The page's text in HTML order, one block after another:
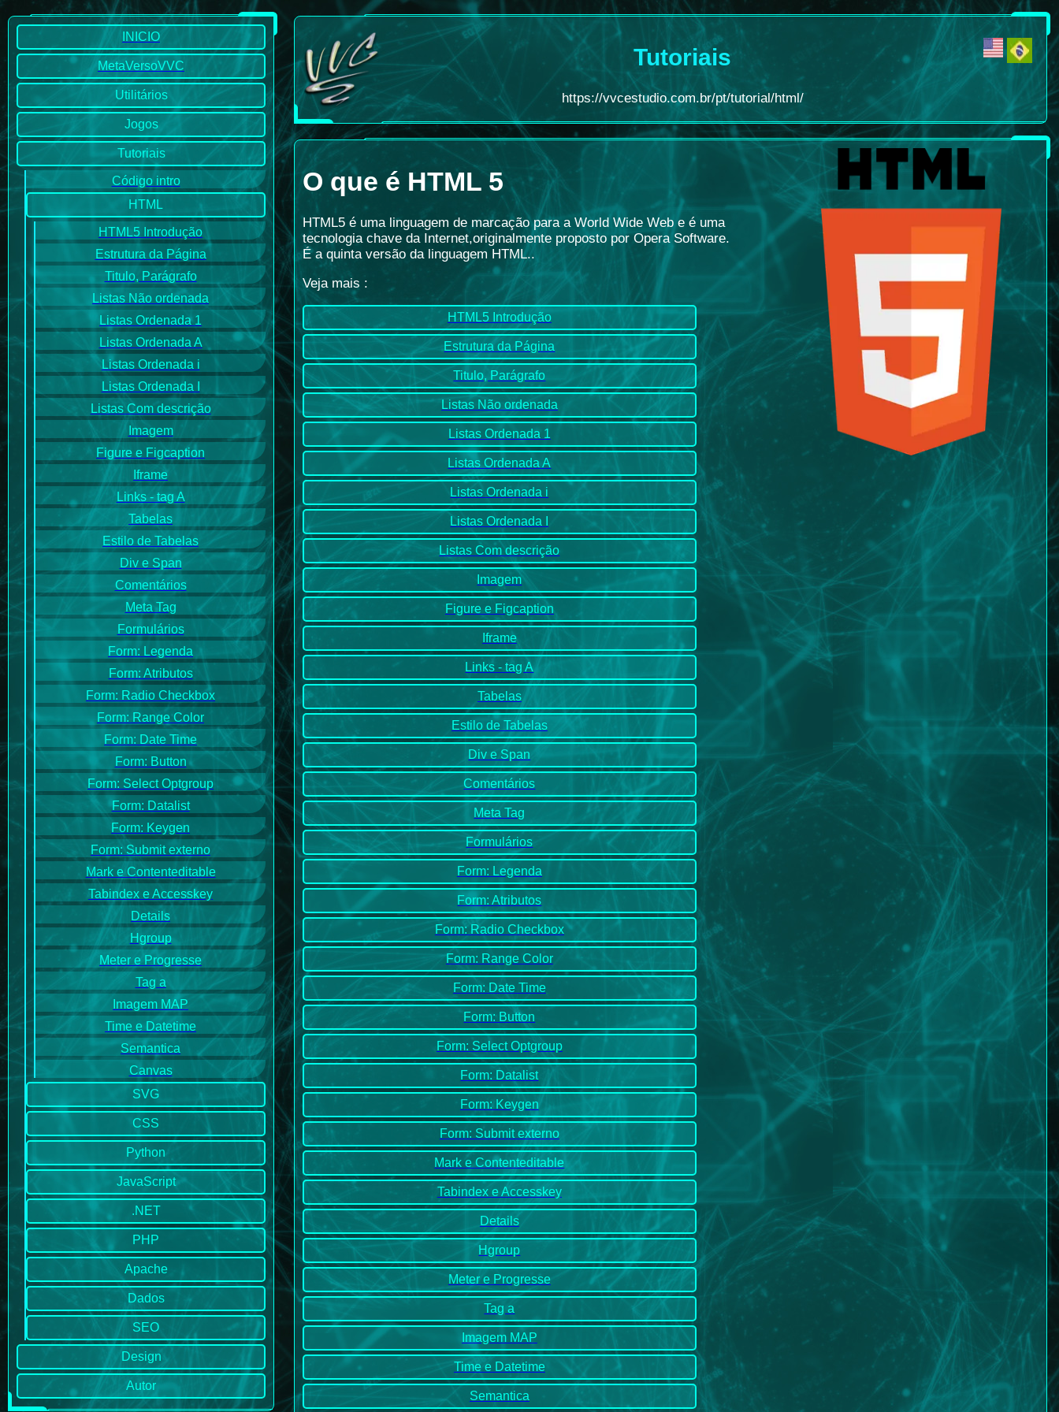
INICIO
MetaVersoVVC
Utilitários
Jogos
Tutoriais
Código intro
HTML
HTML5 Introdução
Estrutura da Página
Titulo, Parágrafo
Listas Não ordenada
Listas Ordenada 1
Listas Ordenada A
Listas Ordenada i
Listas Ordenada I
Listas Com descrição
Imagem
Figure e Figcaption
Iframe
Links - tag A
Tabelas
Estilo de Tabelas
Div e Span
Comentários
Meta Tag
Formulários
Form: Legenda
Form: Atributos
Form: Radio Checkbox
Form: Range Color
Form: Date Time
Form: Button
Form: Select Optgroup
Form: Datalist
Form: Keygen
Form: Submit externo
Mark e Contenteditable
Tabindex e Accesskey
Details
Hgroup
Meter e Progresse
Tag a
Imagem MAP
Time e Datetime
Semantica
Canvas
SVG
CSS
Python
JavaScript
.NET
PHP
Apache
Dados
SEO
Design
Autor
Tutoriais
https://vvcestudio.com.br/pt/tutorial/html/
O que é HTML 5
HTML5 é uma linguagem de marcação para a World Wide Web e é uma
tecnologia chave da Internet,originalmente proposto por Opera Software.
É a quinta versão da linguagem HTML..
Veja mais :
HTML5 Introdução
Estrutura da Página
Titulo, Parágrafo
Listas Não ordenada
Listas Ordenada 1
Listas Ordenada A
Listas Ordenada i
Listas Ordenada I
Listas Com descrição
Imagem
Figure e Figcaption
Iframe
Links - tag A
Tabelas
Estilo de Tabelas
Div e Span
Comentários
Meta Tag
Formulários
Form: Legenda
Form: Atributos
Form: Radio Checkbox
Form: Range Color
Form: Date Time
Form: Button
Form: Select Optgroup
Form: Datalist
Form: Keygen
Form: Submit externo
Mark e Contenteditable
Tabindex e Accesskey
Details
Hgroup
Meter e Progresse
Tag a
Imagem MAP
Time e Datetime
Semantica